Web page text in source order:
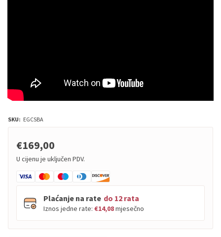
SKU: EGCSBA
€169,00
U cijenu je uključen PDV.
Plaćanje na rate do 12 rata
Iznos jedne rate: €14,08mjesečno